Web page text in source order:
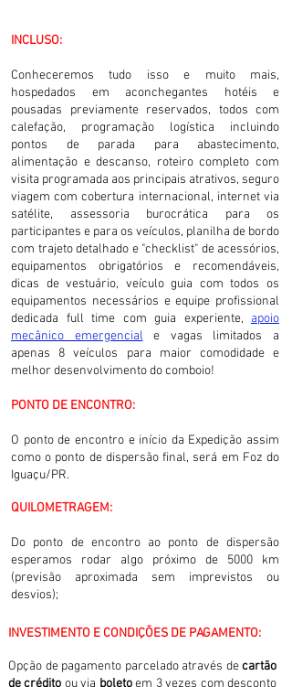
INCLUSO:
Conheceremos tudo isso e muito mais,
hospedados em aconchegantes hotéis e
pousadas previamente reservados, todos com
calefação, programação logística incluindo
pontos de parada para abastecimento,
alimentação e descanso, roteiro completo com
visita programada aos principais atrativos, seguro
viagem com cobertura internacional, internet via
satélite, assessoria burocrática para os
participantes e para os veículos, planilha de bordo
com trajeto detalhado e "checklist" de acessórios,
equipamentos obrigatórios e recomendáveis,
dicas de vestuário, veículo guia com todos os
equipamentos necessários e equipe profissional
dedicada full time com guia experiente, apoio
mecânico emergencial e vagas limitados a
apenas 8 veículos para maior comodidade e
melhor desenvolvimento do comboio!
PONTO DE ENCONTRO:
O ponto de encontro e início da Expedição assim
como o ponto de dispersão final, será em Foz do
Iguaçu/PR.
QUILOMETRAGEM:
Do ponto de encontro ao ponto de dispersão
esperamos rodar algo próximo de 5000 km
(previsão aproximada sem imprevistos ou
desvios);
INVESTIMENTO E CONDIÇÕES DE PAGAMENTO:
Opção de pagamento parcelado através decartão
de crédito ou via boletoem 3 vezes com desconto